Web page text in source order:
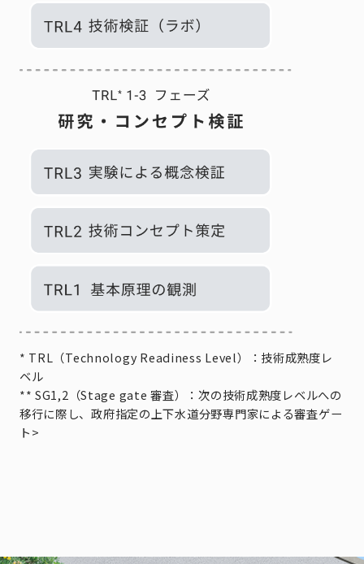
* TRL（Technology Readiness Level）：技術成熟度レ
ベル
** SG1,2（Stage gate 審査）：次の技術成熟度レベルへの
移行に際し、政府指定の上下水道分野専門家による審査ゲー
ト>